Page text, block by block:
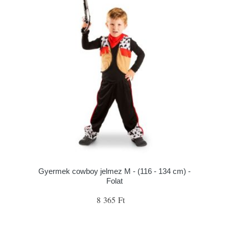
Gyermek cowboy jelmez M - (116 - 134 cm) -
Folat
8 365 Ft